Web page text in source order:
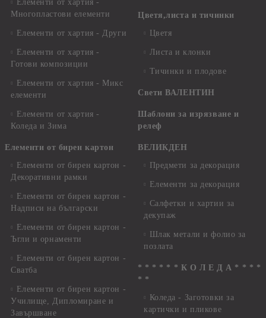
Елементи от хартия -
Многопластови елементи
Елементи от хартия - Други
Елементи от хартия -
Готови композиции
Елементи от хартия - Микс
елементи
Елементи от хартия -
Коледа и Зима
Елементи от бирен картон
Елементи от бирен картон -
Декоративни рамки
Елементи от бирен картон -
Надписи на български
Елементи от бирен картон -
Ъгли и орнаменти
Елементи от бирен картон -
Сватба
Елементи от бирен картон -
Училище, Дипломиране и
Завършване
Цветя,листа и тичинки
Цветя
Листа и клонки
Тичинки и плодове
Свети ВАЛЕНТИН
Шаблони за изрязване и
релеф
ВЕЛИКДЕН
Предмети за декорация
Елементи за декорация
Салфетки и хартии за
декупаж
Шлак метали и фолио за
позлата
* * * * * * К О Л Е Д А * * * *
* *
Коледа - Заготовки за
картички и пликове